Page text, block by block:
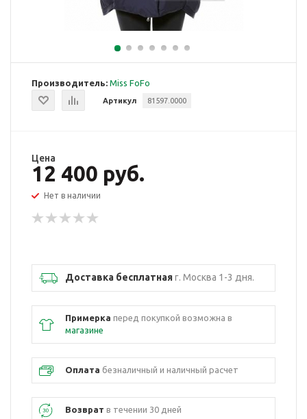
Производитель: Miss FoFo
Артикул 81597.0000
Цена
12 400 руб.
Нет в наличии
Доставка бесплатнаяг. Москва 1-3 дня.
Примерка перед покупкой возможна в
магазине
Оплата безналичный и наличный расчет
Возврат в течении 30 дней